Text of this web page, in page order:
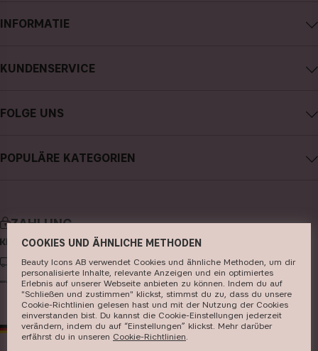
INFORMATIE
Datenschutzerklärung
Store
KUNDENSERVICE
FOLGE UNS
Pinterest
POPULÄRE KATEGORIEN
make-up
hautpflege
haarpflege
parfüm
pinsel & zubehör
ZAHLUNG
LIEFERUNG
DE EUR
COOKIES UND ÄHNLICHE METHODEN
Beauty Icons AB verwendet Cookies und ähnliche Methoden, um dir
personalisierte Inhalte, relevante Anzeigen und ein optimiertes
Erlebnis auf unserer Webseite anbieten zu können. Indem du auf
"Schließen und zustimmen" klickst, stimmst du zu, dass du unsere
Cookie-Richtlinien gelesen hast und mit der Nutzung der Cookies
einverstanden bist. Du kannst die Cookie-Einstellungen jederzeit
verändern, indem du auf “Einstellungen” klickst. Mehr darüber
erfährst du in unseren ​ Cookie-Richtlinien​.